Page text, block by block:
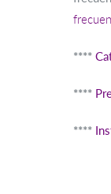
****
****
****